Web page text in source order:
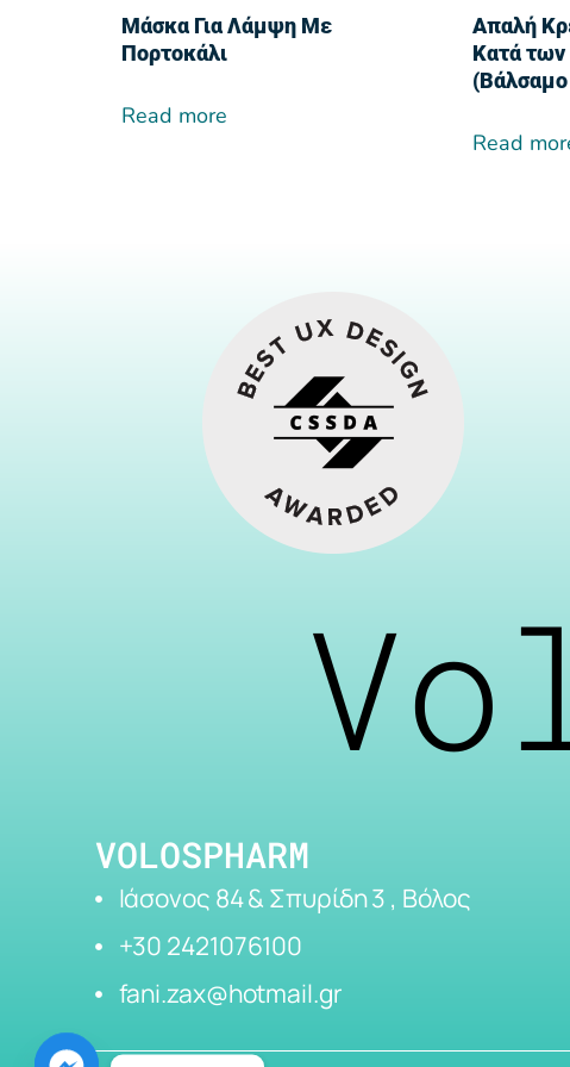
Μάσκα Για Λάμψη Με
Πορτοκάλι
Read more
Απαλή
Κατά
Read
VOLOSPHARM
Ιάσονος 84 & Σπυρίδη 3 , Βόλος
+30 2421076100
fani.zax@hotmail.gr